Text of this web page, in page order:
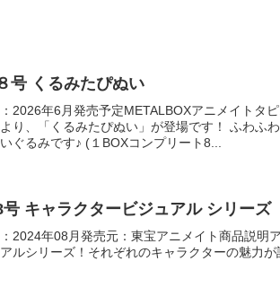
号 くるみたぴぬい
2026年6月発売予定METALBOXアニメイトタ
り、「くるみたぴぬい」が登場です！ ふわふ
ぐるみです♪ (１BOXコンプリート8...
号 キャラクタービジュアル シリーズ
2024年08月発売元：東宝アニメイト商品説明
ルシリーズ！それぞれのキャラクターの魅力が